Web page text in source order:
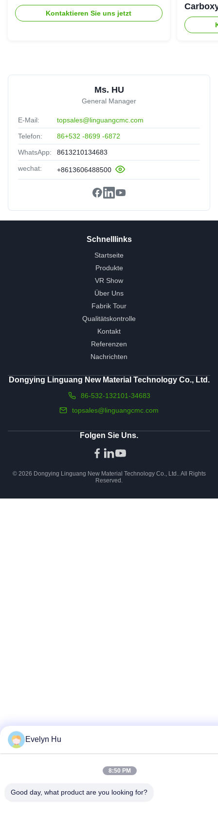
Kontaktieren Sie uns jetzt
Ms. HU
General Manager
E-Mail: topsales@linguangcmc.com
Telefon: 86+532 -8699 -6872
WhatsApp: 8613210134683
wechat: +8613606488500
Schnelllinks
Startseite
Produkte
VR Show
Über Uns
Fabrik Tour
Qualitätskontrolle
Kontakt
Referenzen
Nachrichten
Dongying Linguang New Material Technology Co., Ltd.
86-532-132101-34683
topsales@linguangcmc.com
Folgen Sie Uns.
© 2026 Dongying Linguang New Material Technology Co., Ltd.. All Rights
Reserved.
Evelyn Hu
8:50 PM
Good day, what product are you looking for?